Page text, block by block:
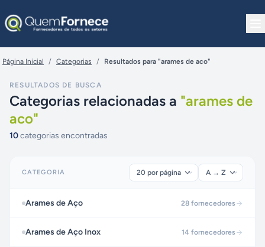
Página Inicial / Categorias / Resultados para "arames de aco"
RESULTADOS DE BUSCA
Categorias relacionadas a "arames de
aco"
10categorias encontradas
CATEGORIA
Arames de Aço 28 fornecedores
Arames de Aço Inox 14 fornecedores